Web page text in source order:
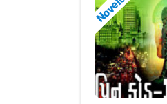
Novels